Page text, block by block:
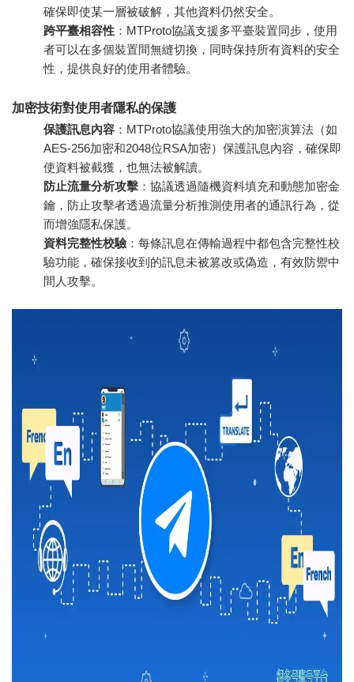
確保即使某一層被破解，其他資料仍然安全。
跨平臺相容性 ：MTProto協議支援多平臺裝置同步，使用
者可以在多個裝置間無縫切換，同時保持所有資料的安全
性，提供良好的使用者體驗。
加密技術對使用者隱私的保護
保護訊息內容 ：MTProto協議使用強大的加密演算法（如
AES-256加密和2048位RSA加密）保護訊息內容，確保即
使資料被截獲，也無法被解讀。
防止流量分析攻擊 ：協議透過隨機資料填充和動態加密金
鑰，防止攻擊者透過流量分析推測使用者的通訊行為，從
而增強隱私保護。
資料完整性校驗：每條訊息在傳輸過程中都包含完整性校
驗功能，確保接收到的訊息未被篡改或偽造，有效防禦中
間人攻擊。